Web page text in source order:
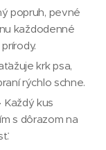
popruh, pevné
každodenné
krk psa,
rýchlo schne.
Každý kus
s dôrazom na